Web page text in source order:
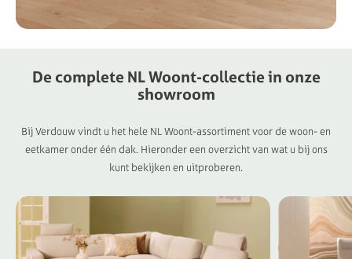
De complete NLWoont-collectiein onze
showroom
Bij Verdouw vindt u het hele NL Woont-assortiment voor de woon- en
eetkamer onder één dak. Hieronder een overzicht van wat u bij ons
kunt bekijken en uitproberen.